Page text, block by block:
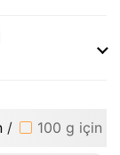
/ 100 g için